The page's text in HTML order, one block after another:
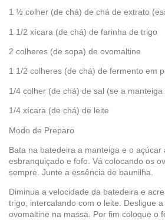
1 ½ colher (de chá) de chá de extrato
1 1/2 xícara (de chá) de farinha de trigo
2 colheres (de sopa) de ovomaltine
1 1/2 colheres (de chá) de fermento em
1/4 colher (de chá) de sal (se a
1/4 xícara (de chá) de leite
Modo de Preparo
Bata na batedeira a manteiga e o açúcar
esbranquiçado e fofo. Vá colocando os
sempre. Junte a essência de baunilha.
Diminua a velocidade da batedeira e
trigo, intercalando com o leite. Desligue
ovomaltine na massa. Por fim coloque o